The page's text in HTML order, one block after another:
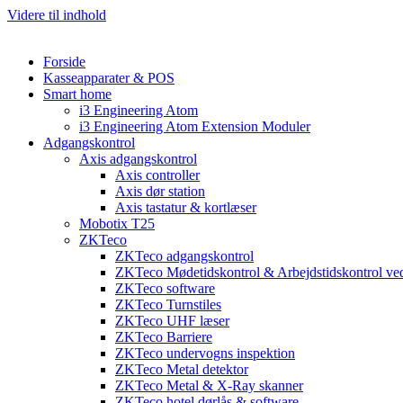
Videre til indhold
Forside
Kasseapparater & POS
Smart home
i3 Engineering Atom
i3 Engineering Atom Extension Moduler
Adgangskontrol
Axis adgangskontrol
Axis controller
Axis dør station
Axis tastatur & kortlæser
Mobotix T25
ZKTeco
ZKTeco adgangskontrol
ZKTeco Mødetidskontrol & Arbejdstidskontrol
ZKTeco software
ZKTeco Turnstiles
ZKTeco UHF læser
ZKTeco Barriere
ZKTeco undervogns inspektion
ZKTeco Metal detektor
ZKTeco Metal & X-Ray skanner